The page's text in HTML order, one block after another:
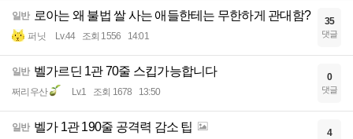
일반 로아는 왜 불법 쌀 사는 애들한테는 무한하게 관대함?
퍼닛 Lv.44 조회 1556 14:01
35
댓글
일반 벨가르딘 1관 70줄 스킵가능합니다
쩌리우산 Lv.1 조회 1678 13:50
0
댓글
일반 벨가 1관 190줄 공격력 감소 팁 4